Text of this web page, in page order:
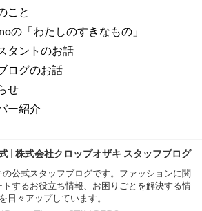
こと
の「わたしのすきなもの」
タントのお話
ログのお話
せ
ー紹介
| 株式会社クロップオザキ スタッフブログ
公式スタッフブログです。ファッションに関
するお役立ち情報、お困りごとを解決する情
日々アップしています。